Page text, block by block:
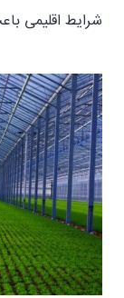
شرایط اقلیمی